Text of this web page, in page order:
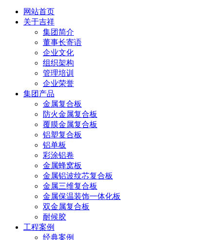
网站首页
关于吉祥
集团简介
董事长寄语
企业文化
组织架构
管理培训
企业荣誉
集团产品
金属复合板
防火金属复合板
覆膜金属复合板
铝塑复合板
铝单板
彩涂铝卷
金属蜂窝板
金属铝波纹芯复合板
金属三维复合板
金属保温装饰一体化板
双金属复合板
耐候胶
工程案例
经典案例